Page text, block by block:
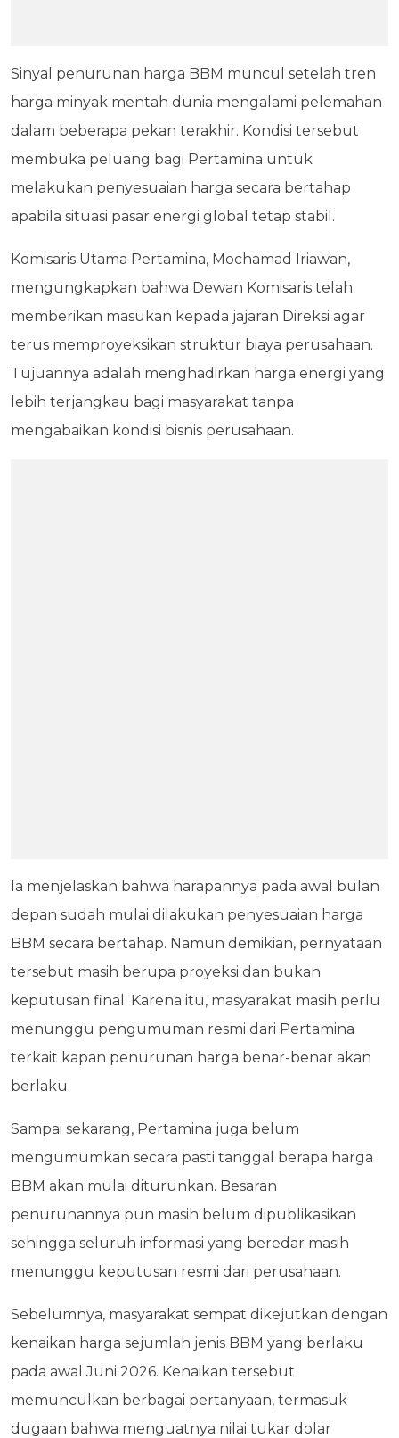
Sinyal penurunan harga BBM muncul setelah tren
harga minyak mentah dunia mengalami pelemahan
dalam beberapa pekan terakhir. Kondisi tersebut
membuka peluang bagi Pertamina untuk
melakukan penyesuaian harga secara bertahap
apabila situasi pasar energi global tetap stabil.
Komisaris Utama Pertamina, Mochamad Iriawan,
mengungkapkan bahwa Dewan Komisaris telah
memberikan masukan kepada jajaran Direksi agar
terus memproyeksikan struktur biaya perusahaan.
Tujuannya adalah menghadirkan harga energi yang
lebih terjangkau bagi masyarakat tanpa
mengabaikan kondisi bisnis perusahaan.
Ia menjelaskan bahwa harapannya pada awal bulan
depan sudah mulai dilakukan penyesuaian harga
BBM secara bertahap. Namun demikian, pernyataan
tersebut masih berupa proyeksi dan bukan
keputusan final. Karena itu, masyarakat masih perlu
menunggu pengumuman resmi dari Pertamina
terkait kapan penurunan harga benar-benar akan
berlaku.
Sampai sekarang, Pertamina juga belum
mengumumkan secara pasti tanggal berapa harga
BBM akan mulai diturunkan. Besaran
penurunannya pun masih belum dipublikasikan
sehingga seluruh informasi yang beredar masih
menunggu keputusan resmi dari perusahaan.
Sebelumnya, masyarakat sempat dikejutkan dengan
kenaikan harga sejumlah jenis BBM yang berlaku
pada awal Juni 2026. Kenaikan tersebut
memunculkan berbagai pertanyaan, termasuk
dugaan bahwa menguatnya nilai tukar dolar